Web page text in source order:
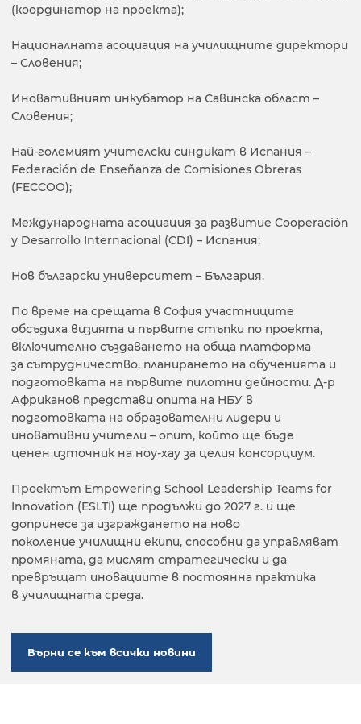
(координатор на проекта);
Националната асоциация на училищните директори
– Словения;
Иновативният инкубатор на Савинска област –
Словения;
Най-големият учителски синдикат в Испания –
Federación de Enseñanza de Comisiones Obreras
(FECCOO);
Международната асоциация за развитие Cooperación
y Desarrollo Internacional (CDI) – Испания;
Нов български университет – България.
По време на срещата в София участниците
обсъдиха визията и първите стъпки по проекта,
включително създаването на обща платформа
за сътрудничество, планирането на обученията и
подготовката на първите пилотни дейности. Д-р
Африканов представи опита на НБУ в
подготовката на образователни лидери и
иновативни учители – опит, който ще бъде
ценен източник на ноу-хау за целия консорциум.
Проектът Empowering School Leadership Teams for
Innovation (ESLTI) ще продължи до 2027 г. и ще
допринесе за изграждането на ново
поколение училищни екипи, способни да управляват
промяната, да мислят стратегически и да
превръщат иновациите в постоянна практика
в училищната среда.
Върни се към всички новини